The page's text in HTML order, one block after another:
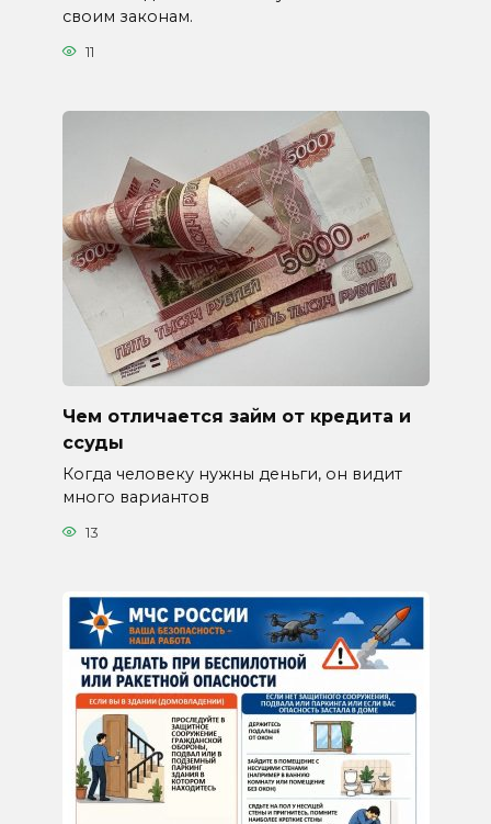
своим законам.
11
Чем отличается займ от кредита и
ссуды
Когда человеку нужны деньги, он видит
много вариантов
13